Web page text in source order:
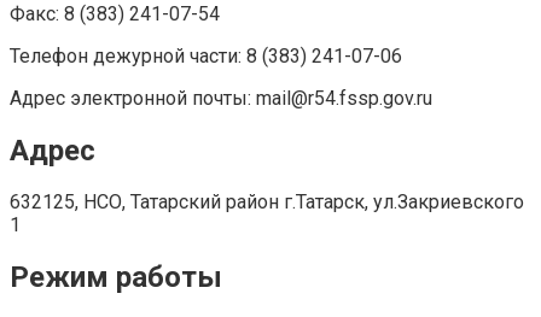
Факс: 8 (383) 241-07-54
Телефон дежурной части: 8 (383) 241-07-06
Адрес электронной почты: mail@r54.fssp.gov.ru
Адрес
632125, НСО, Татарский район г.Татарск, ул.Закриевского
1
Режим работы